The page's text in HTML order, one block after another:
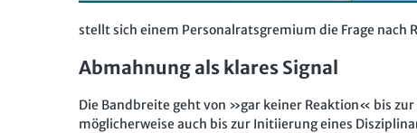
stellt sich einem Personalratsgremium die Frage nach
Abmahnung als klares Signal
Die Bandbreite geht von »gar keiner Reaktion« bis
möglicherweise auch bis zur Initiierung eines